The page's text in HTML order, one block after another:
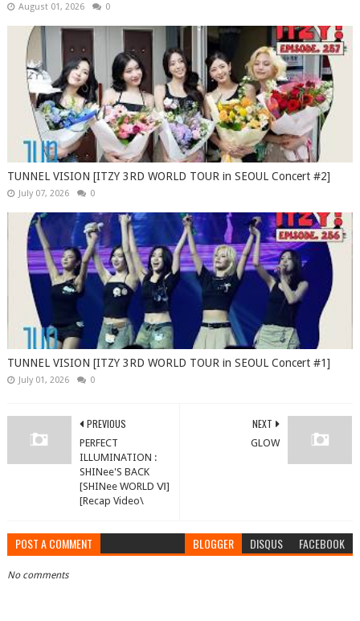
August 01, 2026 0
TUNNEL VISION [ITZY 3RD WORLD TOUR in SEOUL Concert #2]
July 07, 2026 0
TUNNEL VISION [ITZY 3RD WORLD TOUR in SEOUL Concert #1]
July 01, 2026 0
NEXT
GLOW
PREVIOUS
PERFECT
ILLUMINATION :
SHINee'S BACK
[SHINee WORLD Ⅵ]
[Recap Video\
POST A COMMENT BLOGGER DISQUS FACEBOOK
No comments